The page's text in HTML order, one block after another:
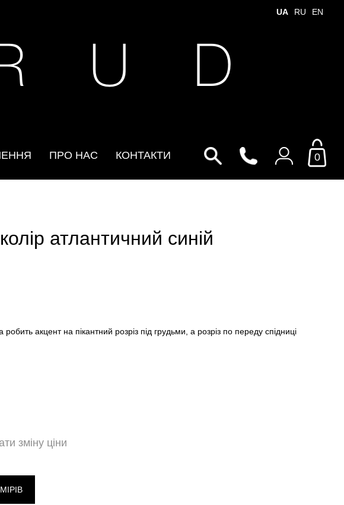
UA RU EN
U D
ПРО НАС КОНТАКТИ 0
атлантичний синій
акцент на пікантний розріз під грудьми, а розріз по переду спідниці
зміну ціни